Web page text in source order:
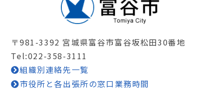
〒981-3392 宮城県富谷市富谷坂松田30番地
Tel:022-358-3111
組織別連絡先一覧
市役所と各出張所の窓口業務時間